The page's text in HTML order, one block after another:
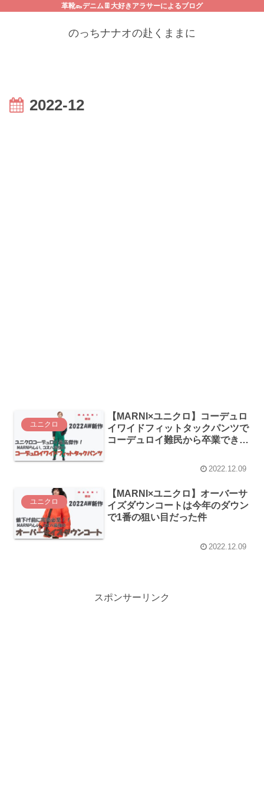
革靴👞デニム👖大好きアラサーによるブログ
のっちナナオの赴くままに
2022-12
ユニクロ
【MARNI×ユニクロ】コーデュロ
イワイドフィットタックパンツで
コーデュロイ難民から卒業できる
2022.12.09
ユニクロ
【MARNI×ユニクロ】オーバーサ
イズダウンコートは今年のダウン
で1番の狙い目だった件
2022.12.09
スポンサーリンク